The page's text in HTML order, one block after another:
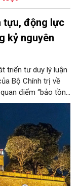
tựu, động lực
kỷ nguyên
triển tư duy lý luận
Bộ Chính trị về
điểm “bảo tồn
phát triển kinh tế -
cao mới: “phát